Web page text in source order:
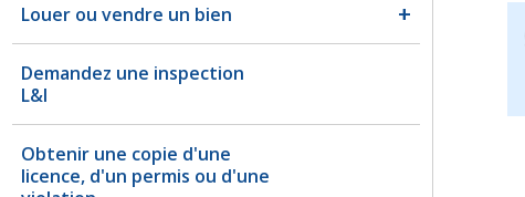
Louer ou vendre un bien
Demandez une inspection
L&I
Obtenir une copie d'une
licence, d'un permis ou d'une